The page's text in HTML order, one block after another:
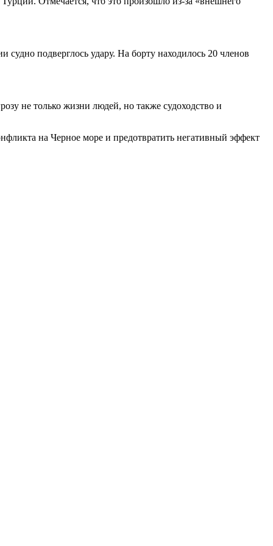
подверглось удару. На борту находилось 20 членов
не только жизни людей, но также судоходство и
на Черное море и предотвратить негативный эффект